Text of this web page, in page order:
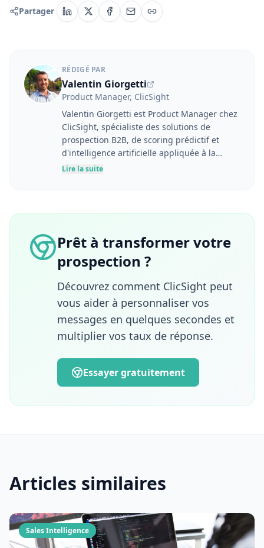
Partager
RÉDIGÉ PAR
Valentin Giorgetti
Product Manager, ClicSight
Valentin Giorgetti est Product Manager chez
ClicSight, spécialiste des solutions de
prospection B2B, de scoring prédictif et
d'intelligence artificielle appliquée à la
performance commerciale. À l'interface
marketing et commerciales à mieux
prospects. Fort d'une expérience en
marketing digital, génération de leads,
marketing automation et développement de
produits SaaS, il porte une approche
résolument pragmatique de l'innovation. À
travers ses articles, Valentin partage des
méthodes concrètes pour améliorer
l'expérience utilisateur, exploiter
technologies d'IA en leviers opérationnels
de croissance.
Lire la suite
Prêt à transformer votre
prospection ?
Découvrez comment ClicSight peut
vous aider à personnaliser vos
messages en quelques secondes et
multiplier vos taux de réponse.
Essayer gratuitement
Articles similaires
Sales Intelligence